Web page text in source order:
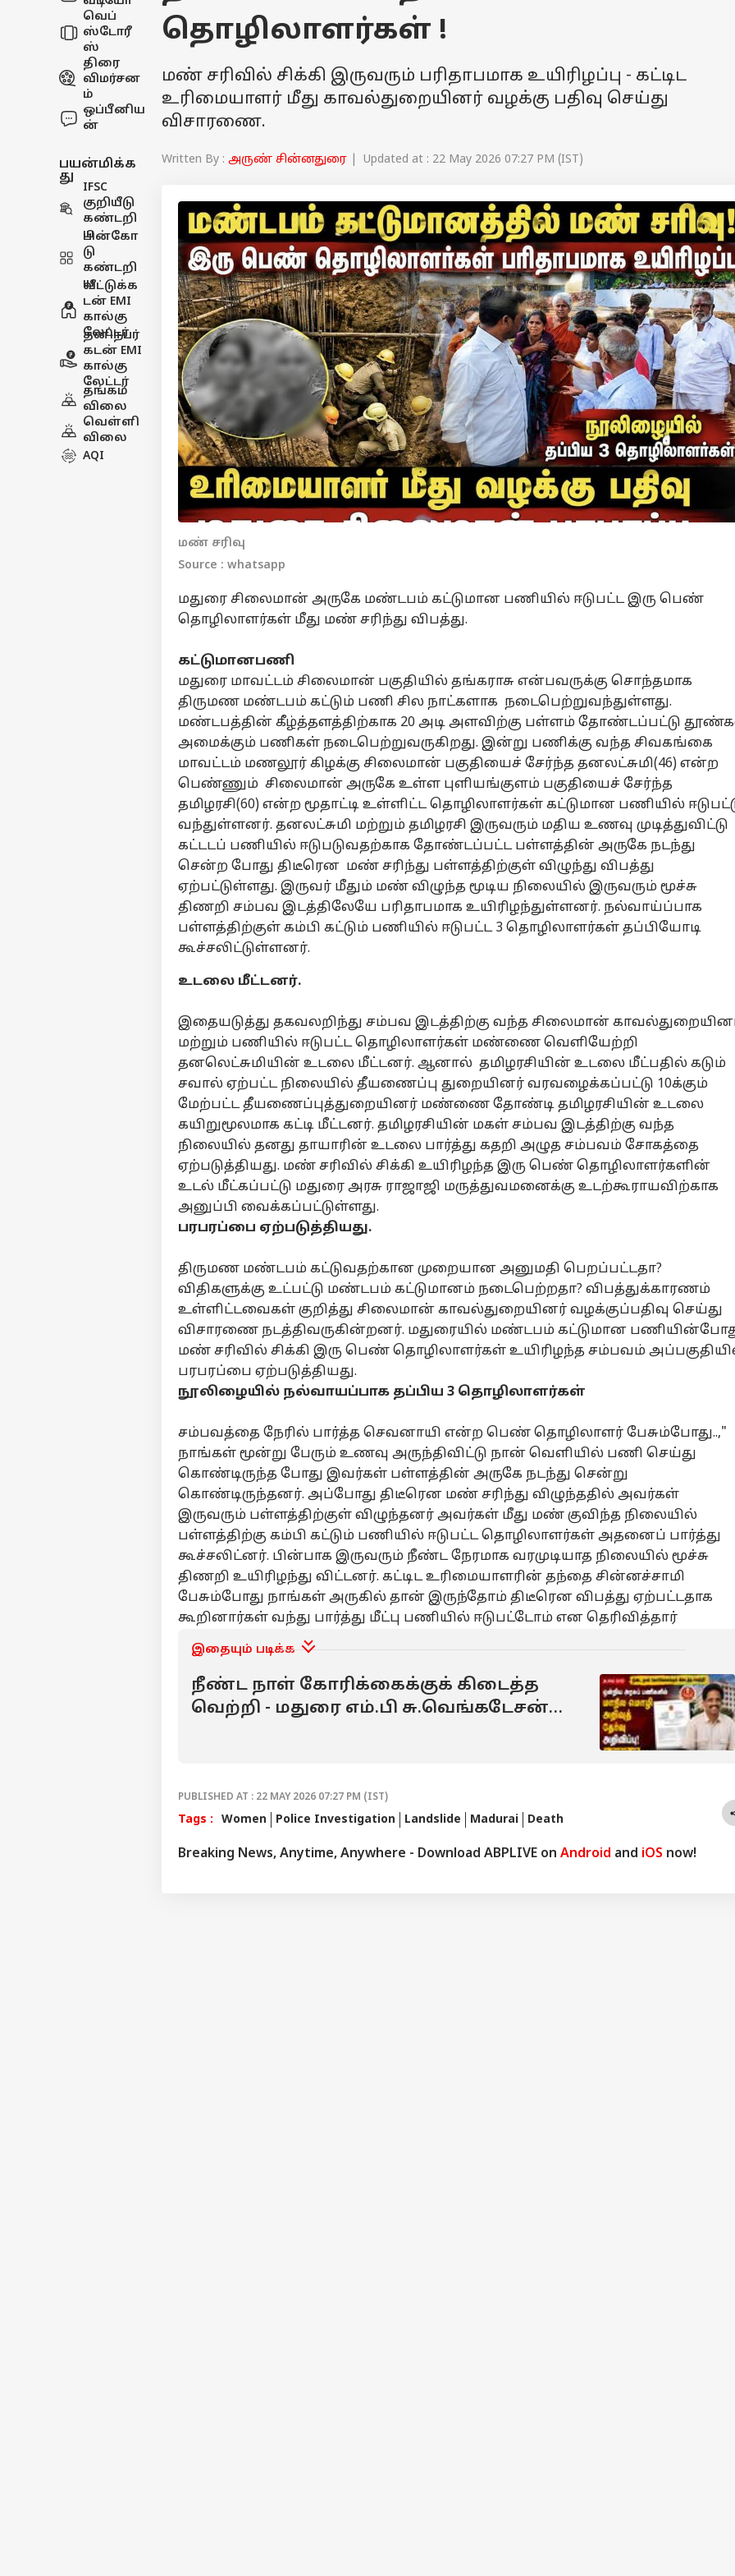
வெப்
ஸ்டோரீ
ஸ்
திரை
விமர்சன
ம்
ஒப்பீனிய
ன்
பயன்மிக்க
து
IFSC
குறியீடு
கண்டறி
ய
பின்கோ
டு
கண்டறி
ய
வீட்டுக்க
டன் EMI
கால்கு
லேட்டர்
தனிநபர்
கடன் EMI
கால்கு
லேட்டர்
தங்கம்
விலை
வெள்ளி
விலை
AQI
தொழிலாளர்கள் !
மண் சரிவில் சிக்கி இருவரும் பரிதாபமாக உயிரிழப்பு - கட்டிட
உரிமையாளர் மீது காவல்துறையினர் வழக்கு பதிவு செய்து
விசாரணை.
Written By : அருண் சின்னதுரை | Updated at : 22 May 2026 07:27 PM (IST)
மண் சரிவு
Source : whatsapp
மதுரை சிலைமான் அருகே மண்டபம் கட்டுமான பணியில் ஈடுபட்ட இரு பெண்
தொழிலாளர்கள் மீது மண் சரிந்து விபத்து.
கட்டுமானபணி
மதுரை மாவட்டம் சிலைமான் பகுதியில் தங்கராசு என்பவருக்கு சொந்தமாக
திருமண மண்டபம் கட்டும் பணி சில நாட்களாக நடைபெற்றுவந்துள்ளது.
மண்டபத்தின் கீழ்த்தளத்திற்காக 20 அடி அளவிற்கு பள்ளம் தோண்டப்பட்டு
அமைக்கும் பணிகள் நடைபெற்றுவருகிறது. இன்று பணிக்கு வந்த சிவகங்கை
மாவட்டம் மணலூர் கிழக்கு சிலைமான் பகுதியைச் சேர்ந்த தனலட்சுமி(46) என்ற
பெண்ணும் சிலைமான் அருகே உள்ள புளியங்குளம் பகுதியைச் சேர்ந்த
தமிழரசி(60) என்ற மூதாட்டி உள்ளிட்ட தொழிலாளர்கள் கட்டுமான பணியில்
வந்துள்ளனர். தனலட்சுமி மற்றும் தமிழரசி இருவரும் மதிய உணவு முடித்துவிட்டு
கட்டடப் பணியில் ஈடுபடுவதற்காக தோண்டப்பட்ட பள்ளத்தின் அருகே நடந்து
சென்ற போது திடீரென மண் சரிந்து பள்ளத்திற்குள் விழுந்து விபத்து
ஏற்பட்டுள்ளது. இருவர் மீதும் மண் விழுந்த மூடிய நிலையில் இருவரும் மூச்சு
திணறி சம்பவ இடத்திலேயே பரிதாபமாக உயிரிழந்துள்ளனர். நல்வாய்ப்பாக
பள்ளத்திற்குள் கம்பி கட்டும் பணியில் ஈடுபட்ட 3 தொழிலாளர்கள் தப்பியோடி
கூச்சலிட்டுள்ளனர்.
உடலை மீட்டனர்.
இதையடுத்து தகவலறிந்து சம்பவ இடத்திற்கு வந்த சிலைமான்
மற்றும் பணியில் ஈடுபட்ட தொழிலாளர்கள் மண்ணை வெளியேற்றி
தனலெட்சுமியின் உடலை மீட்டனர். ஆனால் தமிழரசியின் உடலை மீட்பதில் கடும்
சவால் ஏற்பட்ட நிலையில் தீயணைப்பு துறையினர் வரவழைக்கப்பட்டு 10க்கும்
மேற்பட்ட தீயணைப்புத்துறையினர் மண்ணை தோண்டி தமிழரசியின் உடலை
கயிறுமூலமாக கட்டி மீட்டனர். தமிழரசியின் மகள் சம்பவ இடத்திற்கு வந்த
நிலையில் தனது தாயாரின் உடலை பார்த்து கதறி அழுத சம்பவம் சோகத்தை
ஏற்படுத்தியது. மண் சரிவில் சிக்கி உயிரிழந்த இரு பெண் தொழிலாளர்களின்
உடல் மீட்கப்பட்டு மதுரை அரசு ராஜாஜி மருத்துவமனைக்கு உடற்கூராயவிற்காக
அனுப்பி வைக்கப்பட்டுள்ளது.
பரபரப்பை ஏற்படுத்தியது.
திருமண மண்டபம் கட்டுவதற்கான முறையான அனுமதி பெறப்பட்டதா?
விதிகளுக்கு உட்பட்டு மண்டபம் கட்டுமானம் நடைபெற்றதா? விபத்துக்காரணம்
உள்ளிட்டவைகள் குறித்து சிலைமான் காவல்துறையினர் வழக்குப்பதிவு செய்து
விசாரணை நடத்திவருகின்றனர். மதுரையில் மண்டபம் கட்டுமான
மண் சரிவில் சிக்கி இரு பெண் தொழிலாளர்கள் உயிரிழந்த சம்பவம்
பரபரப்பை ஏற்படுத்தியது.
நூலிழையில் நல்வாயப்பாக தப்பிய 3 தொழிலாளர்கள்
சம்பவத்தை நேரில் பார்த்த செவனாயி என்ற பெண் தொழிலாளர் பேசும்போது..,"
நாங்கள் மூன்று பேரும் உணவு அருந்திவிட்டு நான் வெளியில் பணி செய்து
கொண்டிருந்த போது இவர்கள் பள்ளத்தின் அருகே நடந்து சென்று
கொண்டிருந்தனர். அப்போது திடீரென மண் சரிந்து விழுந்ததில் அவர்கள்
இருவரும் பள்ளத்திற்குள் விழுந்தனர் அவர்கள் மீது மண் குவிந்த நிலையில்
பள்ளத்திற்கு கம்பி கட்டும் பணியில் ஈடுபட்ட தொழிலாளர்கள் அதனைப் பார்த்து
கூச்சலிட்னர். பின்பாக இருவரும் நீண்ட நேரமாக வரமுடியாத நிலையில் மூச்சு
திணறி உயிரிழந்து விட்டனர். கட்டிட உரிமையாளரின் தந்தை சின்னச்சாமி
பேசும்போது நாங்கள் அருகில் தான் இருந்தோம் திடீரென விபத்து ஏற்பட்டதாக
கூறினார்கள் வந்து பார்த்து மீட்பு பணியில் ஈடுபட்டோம் என தெரிவித்தார்
இதையும் படிக்க
நீண்ட நாள் கோரிக்கைக்குக் கிடைத்த
வெற்றி - மதுரை எம்.பி சு.வெங்கடேசன்
PUBLISHED AT : 22 MAY 2026 07:27 PM (IST)
Tags : Women Police Investigation Landslide Madurai Death
Breaking News, Anytime, Anywhere - Download ABPLIVE on Android and iOS now!
Hello Guest
எங்களிடம்
விளம்பரம் செய்ய
சுயவிவரம்
வேலைவாய்ப்புகள்
தொடர்புகொள்ள
கருத்துக்கேட்பு
தனியுரிமை
LOGIN
பர்சனல் கார்னர்
முக்கிய கட்டுரைகள்
“நான் சிங்கிள்
மீனிங்கில் தான்
பேசினேன்,
பயப்பட மாட்டேன்,
பேசுவேன்“;
உதயநிதி அதிரடி
பேட்டி
’கைது செய்யப்பட்ட
உதயநிதி’ கூலாக
நடத்திய முதல்வர்
CM Vijay VS DMK:
உதயநிதி
விஜய்யின்
வார்னிங்!
ம்;
அரசியல்
தொடர்ச்சியான
ஆணவம், அழிவை
விரைவுபடுத்தும் .!
தவெகவின் பாசிச
தன்மைக்கு
விழுந்த அடி-
மு.க.ஸ்டாலின்
போன்கள்
10,000mAh மெகா
பேட்டரியுடன் தனது
முதல் 5ஜி
ஃபோனை
வெயிட்டாக
இறக்கிய ஓப்போ.!
விலை, அம்சங்கள்
என்ன.?
சீன் போட்டு
சுற்றிவந்த
பாகிஸ்தான்;
மூக்கை
உடைத்துவிட்ட
ட்ரம்ப்; பல்பு
வாங்கிய ஷாபாஸ்-
முனீன்.! நடந்தது
என்ன.?